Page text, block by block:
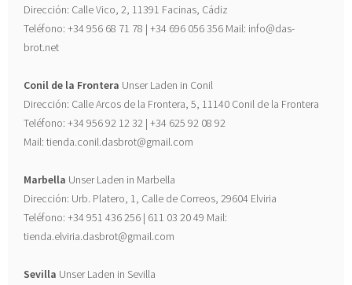
Dirección: Calle Vico, 2, 11391 Facinas, Cádiz
Teléfono: +34 956 68 71 78 | +34 696 056 356 Mail: info@das-
brot.net
Conil de la Frontera Unser Laden in Conil
Dirección: Calle Arcos de la Frontera, 5, 11140 Conil de la Frontera
Teléfono: +34 956 92 12 32 | +34 625 92 08 92
Mail: tienda.conil.dasbrot@gmail.com
Marbella Unser Laden in Marbella
Dirección: Urb. Platero, 1, Calle de Correos, 29604 Elviria
Teléfono: +34 951 436 256 | 611 03 20 49 Mail:
tienda.elviria.dasbrot@gmail.com
Sevilla Unser Laden in Sevilla